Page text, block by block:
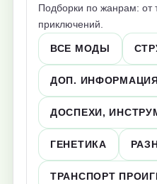
Подборки по жанрам: от
приключений.
ВСЕ МОДЫ
ДОП.
ДОСПЕХИ,
ГЕНЕТИКА
ТРАНСПОРТ